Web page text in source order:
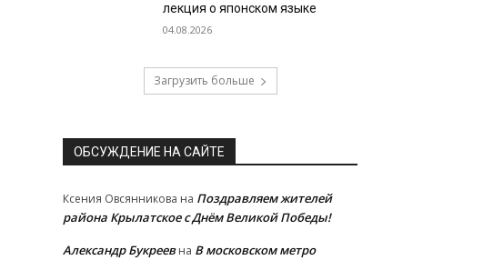
лекция о японском языке
04.08.2026
Загрузить больше
ОБСУЖДЕНИЕ НА САЙТЕ
Ксения Овсянникова на Поздравляем жителей
района Крылатское с Днём Великой Победы!
Александр Букреевна В московском метро